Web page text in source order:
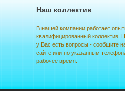
Наш коллектив
В нашей компании работает
квалифицированный коллектив.
у Вас есть вопросы - сообщите
сайте или по указанным
рабочее время.